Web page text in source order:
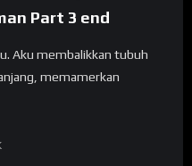
Part 3 end
Aku membalikkan tubuh
memamerkan